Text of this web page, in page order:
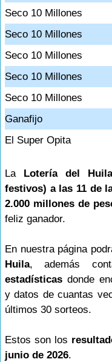
Seco 10 Millones
Seco 10 Millones
Seco 10 Millones
Seco 10 Millones
Seco 10 Millones
Ganafijo
El Super Opita
La Lotería del
festivos) a las 11 de
2.000 millones de
feliz ganador.
En nuestra página
Huila, además
estadísticas donde
y datos de cuantas
últimos 30 sorteos.
Estos son los
junio de 2026.